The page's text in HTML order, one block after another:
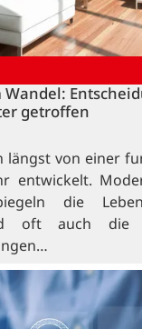
getroffen
längst von einer
entwickelt.
die
oft auch die